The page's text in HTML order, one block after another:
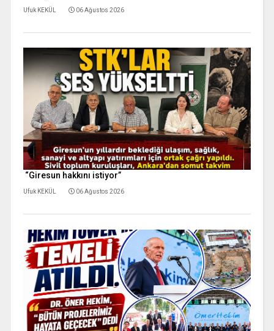
Ufuk KEKÜL 06 Ağustos 2026
“Giresun hakkını istiyor”
Ufuk KEKÜL 06 Ağustos 2026